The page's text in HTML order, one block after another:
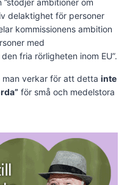
ambitioner om
delaktighet för personer
kommissionens ambition
med
fria rörligheten inom EU”.
verkar för att detta inte
för små och medelstora